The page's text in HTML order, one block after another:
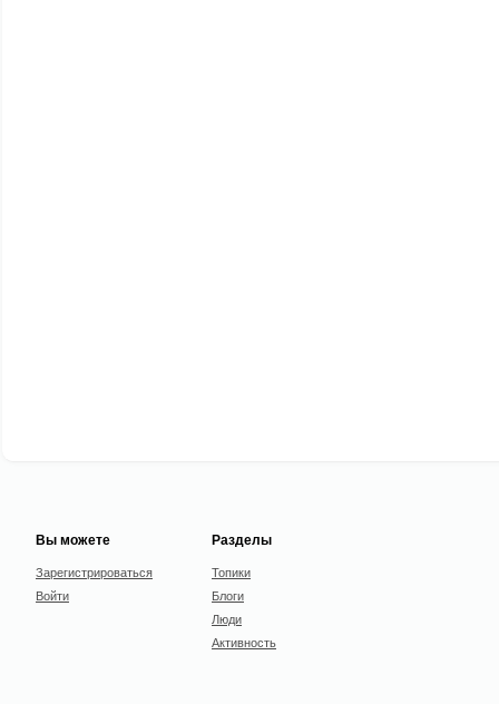
Вы можете
Зарегистрироваться
Войти
Разделы
Топики
Блоги
Люди
Активность